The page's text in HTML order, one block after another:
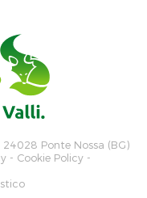
24028 Ponte Nossa (BG)
- Cookie Policy -